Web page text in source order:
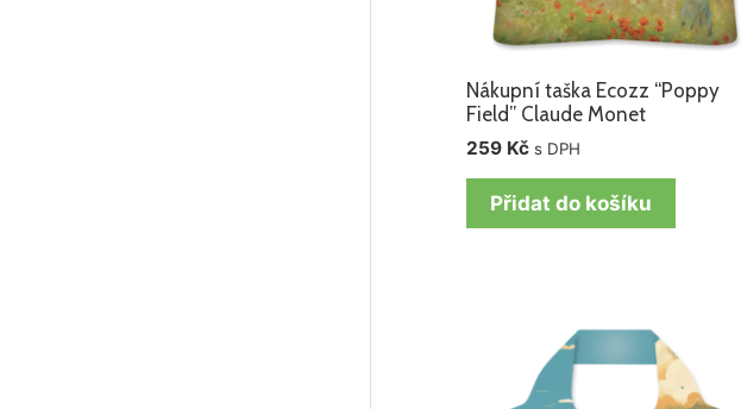
Nákupní taška Ecozz “Poppy
Field” Claude Monet
259 Kč s DPH
Přidat do košíku